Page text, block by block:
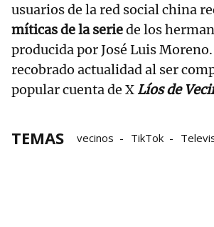
usuarios de la red social china
míticas de la seriede los
producida por José Luis
recobrado actualidad al ser
popular cuenta de XLíos de
TEMAS vecinos TikTok